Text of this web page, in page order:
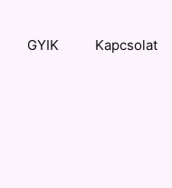
GYIK Kapcsolat